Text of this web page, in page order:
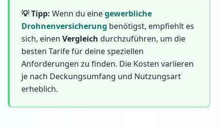
💡 Tipp: Wenn du einegewerbliche
Drohnenversicherung benötigst, empfiehlt es
sich, einen Vergleich durchzuführen, um die
besten Tarife für deine speziellen
Anforderungen zu finden. Die Kosten variieren
je nach Deckungsumfang und Nutzungsart
erheblich.